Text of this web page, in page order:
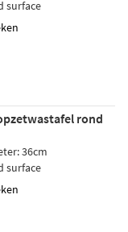
surface
rond
36cm
surface